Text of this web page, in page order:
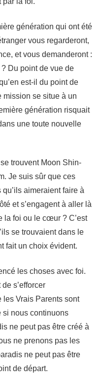
génération qui ont été
vous regarderont,
et vous demanderont :
Du point de vue de
est-il du point de
se situe à un
génération risquait
une toute nouvelle
trouvent Moon Shin-
Je suis sûr que ces
aimeraient faire à
et s’engagent à aller là
la foi ou le cœur ? C’est
se trouvaient dans le
fait un choix évident.
les choses avec foi.
s’efforcer
les Vrais Parents sont
si nous continuons
ne peut pas être créé à
ne prenons pas les
ne peut pas être
de départ.